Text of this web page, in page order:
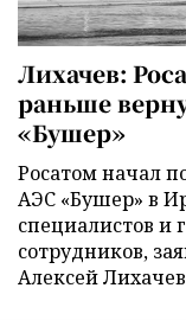
Лихачев:
раньше
«Бушер»
Росатом начал
АЭС «Бушер» в
специалистов и
сотрудников,
Алексей